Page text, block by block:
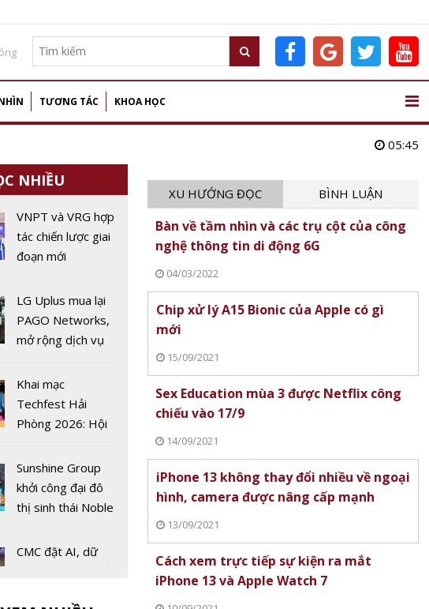
TƯƠNG TÁC KHOA HỌC
05:45
NHIỀU
VNPT và VRG hợp
tác chiến lược giai
đoạn mới
LG Uplus mua lại
PAGO Networks,
mở rộng dịch vụ
nghiệp
Khai mạc
Techfest Hải
Phòng 2026: Hội
đổi mới sáng tạo
Sunshine Group
khởi công đại đô
thị sinh thái Noble
gần 250ha trên
trục Tây Thăng
CMC đặt AI, dữ
liệu và hạ tầng số
XU HƯỚNG ĐỌC BÌNH LUẬN
Bàn về tầm nhìn và các trụ cột của công
nghệ thông tin di động 6G
04/03/2022
Chip xử lý A15 Bionic của Apple có gì
mới
15/09/2021
Sex Education mùa 3 được Netflix công
chiếu vào 17/9
14/09/2021
iPhone 13 không thay đổi nhiều về ngoại
hình, camera được nâng cấp mạnh
13/09/2021
Cách xem trực tiếp sự kiện ra mắt
iPhone 13 và Apple Watch 7